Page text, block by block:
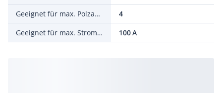
Geeignet für max. Polzahl der Hauptkontakteinheit (gesamt)
4
Geeignet für max. Stromstärke der Hauptkontakteinheit
100 A